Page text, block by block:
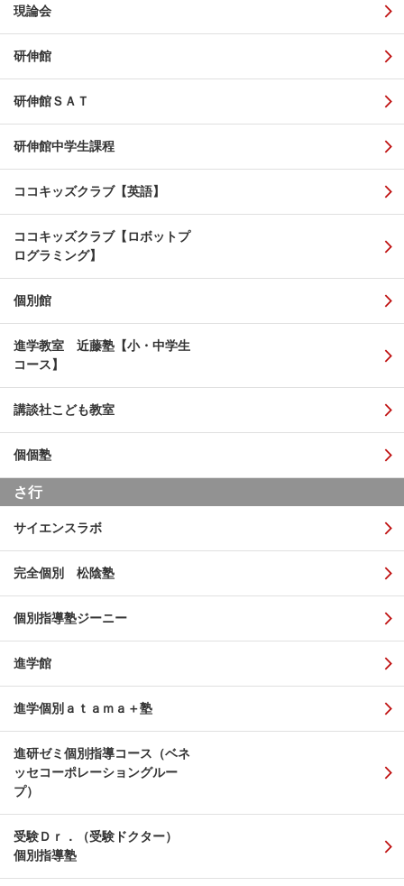
現論会
研伸館
研伸館ＳＡＴ
研伸館中学生課程
ココキッズクラブ【英語】
ココキッズクラブ【ロボットプ
ログラミング】
個別館
進学教室 近藤塾【小・中学生
コース】
講談社こども教室
個個塾
さ行
サイエンスラボ
完全個別 松陰塾
個別指導塾ジーニー
進学館
進学個別ａｔａｍａ＋塾
進研ゼミ個別指導コース（ベネ
ッセコーポレーショングルー
プ）
受験Ｄｒ．（受験ドクター）
個別指導塾